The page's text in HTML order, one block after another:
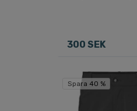
300 SEK
Spara 40 %